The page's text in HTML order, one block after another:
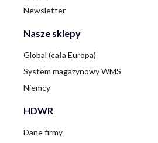
Newsletter
Nasze sklepy
Global (cała Europa)
System magazynowy WMS
Niemcy
HDWR
Dane firmy